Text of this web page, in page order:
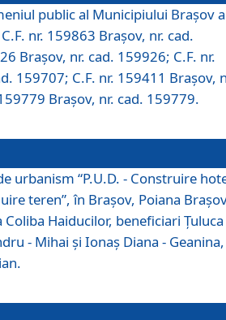
public al Municipiului Braşov a
nr. 159863 Brașov, nr. cad.
Brașov, nr. cad. 159926; C.F. nr.
159707; C.F. nr. 159411 Brașov,
Brașov, nr. cad. 159779.
urbanism “P.U.D. - Construire
teren”, în Braşov, Poiana
Haiducilor, beneficiari
- Mihai şi Ionaş Diana - Geanina,